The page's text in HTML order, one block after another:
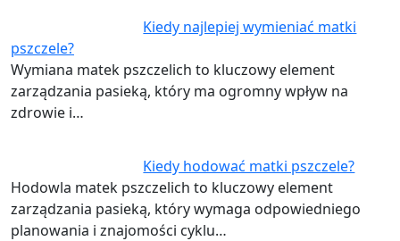
Kiedy najlepiej wymieniać matki
pszczele?
Wymiana matek pszczelich to kluczowy element
zarządzania pasieką, który ma ogromny wpływ na
zdrowie i…
Kiedy hodować matki pszczele?
Hodowla matek pszczelich to kluczowy element
zarządzania pasieką, który wymaga odpowiedniego
planowania i znajomości cyklu…